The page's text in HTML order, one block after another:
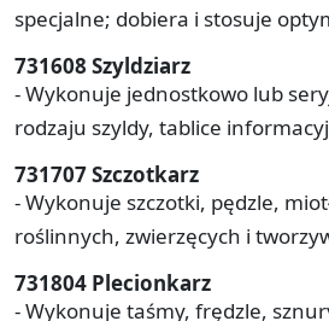
specjalne; dobiera i stosuje
731608 Szyldziarz
- Wykonuje jednostkowo lub
rodzaju szyldy, tablice
731707 Szczotkarz
- Wykonuje szczotki, pędzle,
roślinnych, zwierzęcych i
731804 Plecionkarz
- Wykonuje taśmy, frędzle,